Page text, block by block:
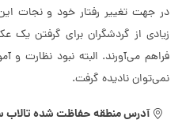
در جهت تغییر رفتار خود و نجات
زیادی از گردشگران برای گرفتن یک
فراهم می‌آورند. البته نبود نظارت
نمی‌توان نادیده گرفت.
آدرس منطقه حفاظت شده تالاب